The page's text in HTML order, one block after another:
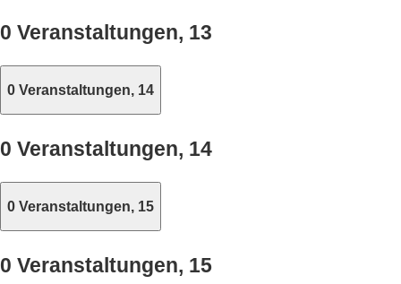
0 Veranstaltungen, 13
0 Veranstaltungen, 14
0 Veranstaltungen, 14
0 Veranstaltungen, 15
0 Veranstaltungen, 15